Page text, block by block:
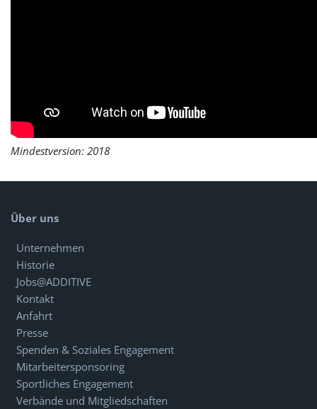
Mindestversion: 2018
Über uns
Unternehmen
Historie
Jobs@ADDITIVE
Kontakt
Anfahrt
Presse
Spenden & Soziales Engagement
Mitarbeitersponsoring
Sportliches Engagement
Verbände und Mitgliedschaften